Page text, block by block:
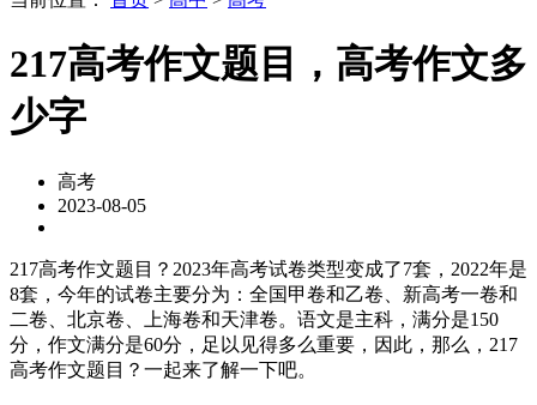
217高考作文题目，高考作文多
少字
高考
2023-08-05
217高考作文题目？2023年高考试卷类型变成了7套，2022年是
8套，今年的试卷主要分为：全国甲卷和乙卷、新高考一卷和
二卷、北京卷、上海卷和天津卷。语文是主科，满分是150
分，作文满分是60分，足以见得多么重要，因此，那么，217
高考作文题目？一起来了解一下吧。